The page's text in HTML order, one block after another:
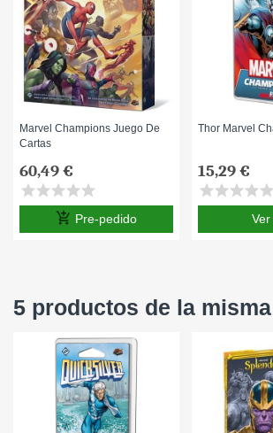
Marvel Champions Juego De
Cartas
60,49 €
starstarstarstarstar
add_shopping_cart Pre-pedido
Thor Marvel
15,29 €
starstarstarstarstar
5 productos de la